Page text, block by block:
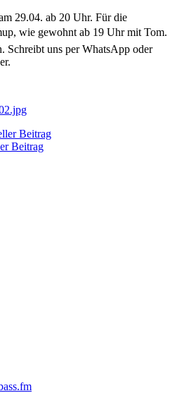
29.04. ab 20 Uhr. Für die
wie gewohnt ab 19 Uhr mit Tom.
Schreibt uns per WhatsApp oder
Beitrag
Beitrag